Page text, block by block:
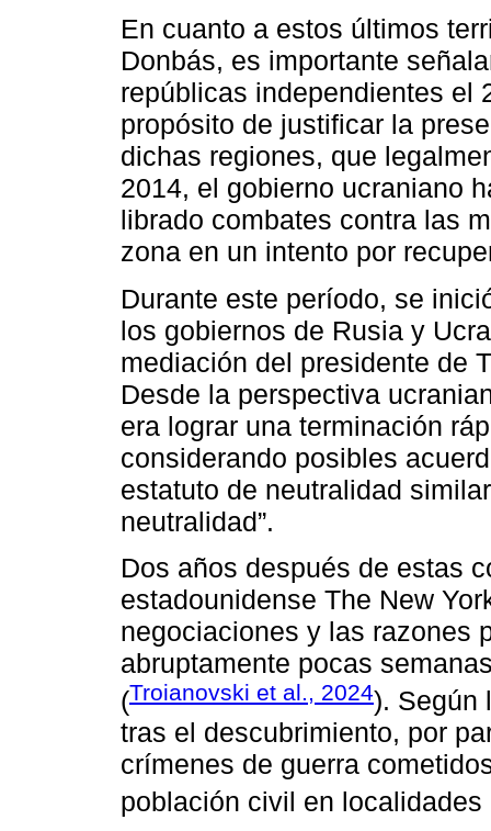
En cuanto a estos últimos
Donbás, es importante
repúblicas independientes el
propósito de justificar la
dichas regiones, que
2014, el gobierno ucraniano
librado combates contra las
zona en un intento por
Durante este período, se
los gobiernos de Rusia y
mediación del presidente de
Desde la perspectiva
era lograr una terminación
considerando posibles
estatuto de neutralidad
neutralidad”.
Dos años después de estas
estadounidense The New
negociaciones y las razones
abruptamente pocas
(Troianovski et al., 2024). Según
tras el descubrimiento, por
crímenes de guerra
población civil en